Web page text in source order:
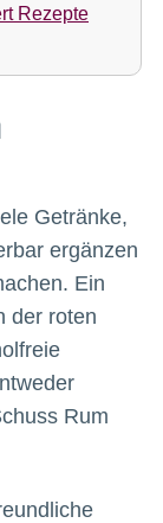
Rezepte
Getränke,
ergänzen
Ein
der roten
Rum